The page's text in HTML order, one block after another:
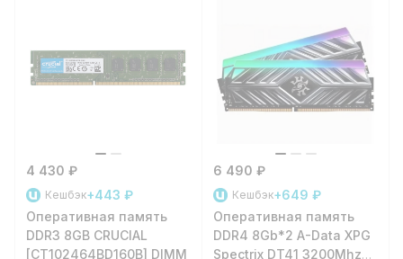
4 430 ₽
Кешбэк+443 ₽
Оперативная память
DDR3 8GB CRUCIAL
[CT102464BD160B] DIMM
6 490 ₽
Кешбэк+649 ₽
Оперативная память
DDR4 8Gb*2 A-Data XPG
Spectrix DT41 3200Mhz